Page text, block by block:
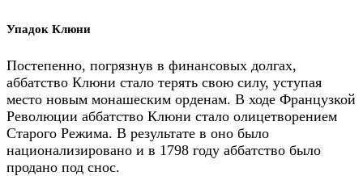
Упадок Клюни
Постепенно, погрязнув в финансовых долгах,
аббатство Клюни стало терять свою силу, уступая
место новым монашеским орденам. В ходе Французкой
Революции аббатство Клюни стало олицетворением
Старого Режима. В результате в оно было
национализировано и в 1798 году аббатство было
продано под снос.